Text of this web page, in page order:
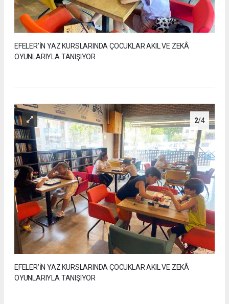
EFELER’İN YAZ KURSLARINDA ÇOCUKLAR AKIL VE ZEKÂ
OYUNLARIYLA TANIŞIYOR
2/4
EFELER’İN YAZ KURSLARINDA ÇOCUKLAR AKIL VE ZEKÂ
OYUNLARIYLA TANIŞIYOR